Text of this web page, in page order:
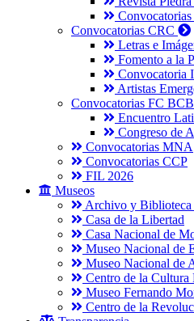
Convocatorias CRC
Letras e
Fomento a la
Convocatoria
Artistas
Convocatorias FC BCB
Encuentro
Congreso de
Convocatorias MNA
Convocatorias CCP
FIL 2026
Museos
Archivo y Biblioteca
Casa de la Libertad
Casa Nacional de
Museo Nacional de
Museo Nacional de
Centro de la Cultura
Museo Fernando
Centro de la